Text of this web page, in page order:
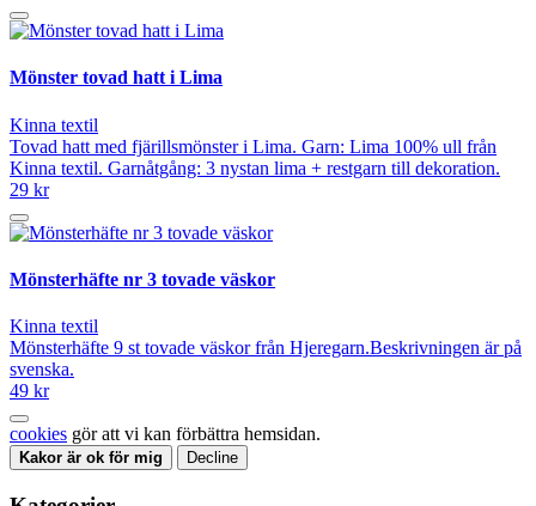
Mönster tovad hatt i Lima
Kinna textil
Tovad hatt med fjärillsmönster i Lima. Garn: Lima 100% ull från
Kinna textil. Garnåtgång: 3 nystan lima + restgarn till dekoration.
29 kr
Mönsterhäfte nr 3 tovade väskor
Kinna textil
Mönsterhäfte 9 st tovade väskor från Hjeregarn.Beskrivningen är på
svenska.
49 kr
cookies gör att vi kan förbättra hemsidan.
Kakor är ok för mig Decline